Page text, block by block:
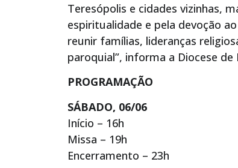
Teresópolis e cidades vizinhas,
espiritualidade e pela devoção
reunir famílias, lideranças
paroquial”, informa a Diocese de
PROGRAMAÇÃO
SÁBADO, 06/06
Início – 16h
Missa – 19h
Encerramento – 23h